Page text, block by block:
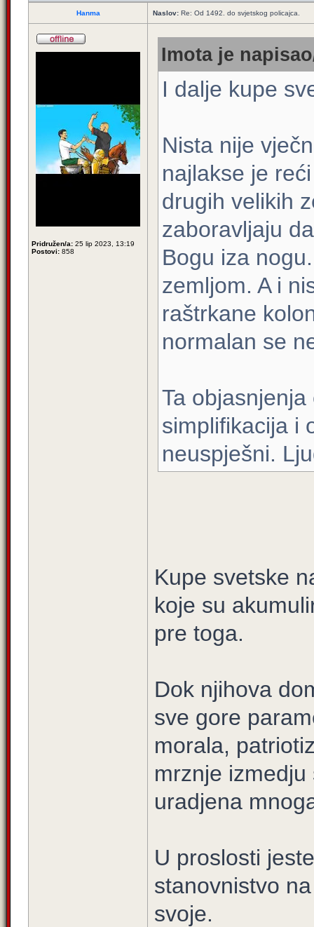
Hanma Naslov: Re: Od 1492. do svjetskog policajca.
Pridružen/a: 25 lip 2023, 13:19
Postovi: 858
Imota je
I dalje kupe
Nista nije
najlakse je
drugih velikih
zaboravljaju
Bogu iza
zemljom. A i
raštrkane
normalan se
Ta
simplifikacija i
neuspješni.
Kupe svetske
koje su
pre toga.
Dok njihova
sve gore
morala,
mrznje
uradjena
U proslosti
stanovnistvo
svoje.